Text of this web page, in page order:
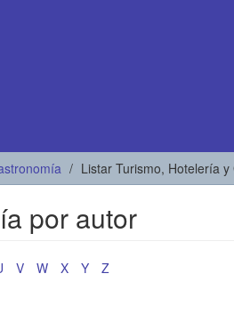
Listar Turismo, Hotelería
por autor
V W X Y Z